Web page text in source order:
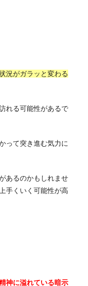
況がガラッと変わる
れる可能性があるで
って突き進む気力に
あるのかもしれませ
手くいく可能性が高
神に溢れている暗示